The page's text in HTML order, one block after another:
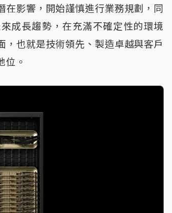
在影響，開始謹慎進行業務規劃，同
成長趨勢，在充滿不確定性的環境
，也就是技術領先、製造卓越與客戶
位。